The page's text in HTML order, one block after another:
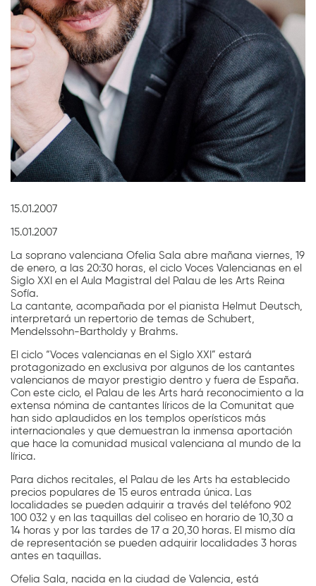
15.01.2007
15.01.2007
La soprano valenciana Ofelia Sala abre mañana viernes, 19
de enero, a las 20:30 horas, el ciclo Voces Valencianas en el
Siglo XXI en el Aula Magistral del Palau de les Arts Reina
Sofía.
La cantante, acompañada por el pianista Helmut Deutsch,
interpretará un repertorio de temas de Schubert,
Mendelssohn-Bartholdy y Brahms.
El ciclo “Voces valencianas en el Siglo XXI” estará
protagonizado en exclusiva por algunos de los cantantes
valencianos de mayor prestigio dentro y fuera de España.
Con este ciclo, el Palau de les Arts hará reconocimiento a la
extensa nómina de cantantes líricos de la Comunitat que
han sido aplaudidos en los templos operísticos más
internacionales y que demuestran la inmensa aportación
que hace la comunidad musical valenciana al mundo de la
lírica.
Para dichos recitales, el Palau de les Arts ha establecido
precios populares de 15 euros entrada única. Las
localidades se pueden adquirir a través del teléfono 902
100 032 y en las taquillas del coliseo en horario de 10,30 a
14 horas y por las tardes de 17 a 20,30 horas. El mismo día
de representación se pueden adquirir localidades 3 horas
antes en taquillas.
Ofelia Sala, nacida en la ciudad de Valencia, está